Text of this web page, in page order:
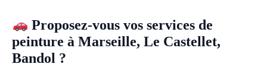
Proposez-vous vos services de
peinture à Marseille, Le Castellet,
Bandol ?